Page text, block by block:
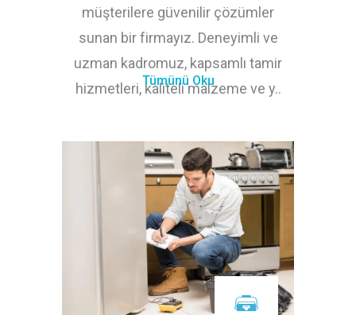
müşterilere güvenilir çözümler
sunan bir firmayız. Deneyimli ve
uzman kadromuz, kapsamlı tamir
hizmetleri, kaliteli malzeme ve y..
Tümünü Oku